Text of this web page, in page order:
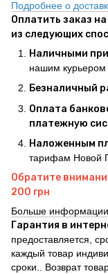
Подробнее о
Оплатить заказ
из следующих
Наличными
нашим курьером
Безналичный
Оплата
платежную
Наложенным
тарифам Новой
Обратите
200 грн
Больше
Гарантия в
предоставляется,
каждый товар
сроки.. Возврат